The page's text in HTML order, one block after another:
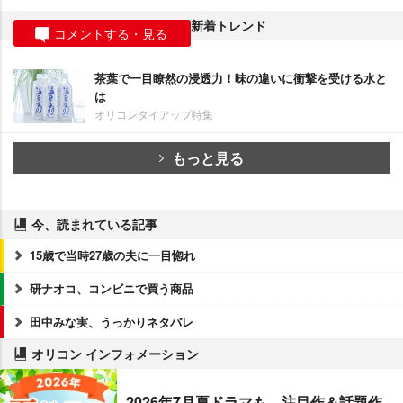
コメントする・見る 新着トレンド
茶葉で一目瞭然の浸透力！味の違いに衝撃を受ける水と
は
オリコンタイアップ特集
もっと見る
今、読まれている記事
15歳で当時27歳の夫に一目惚れ
研ナオコ、コンビニで買う商品
田中みな実、うっかりネタバレ
オリコン インフォメーション